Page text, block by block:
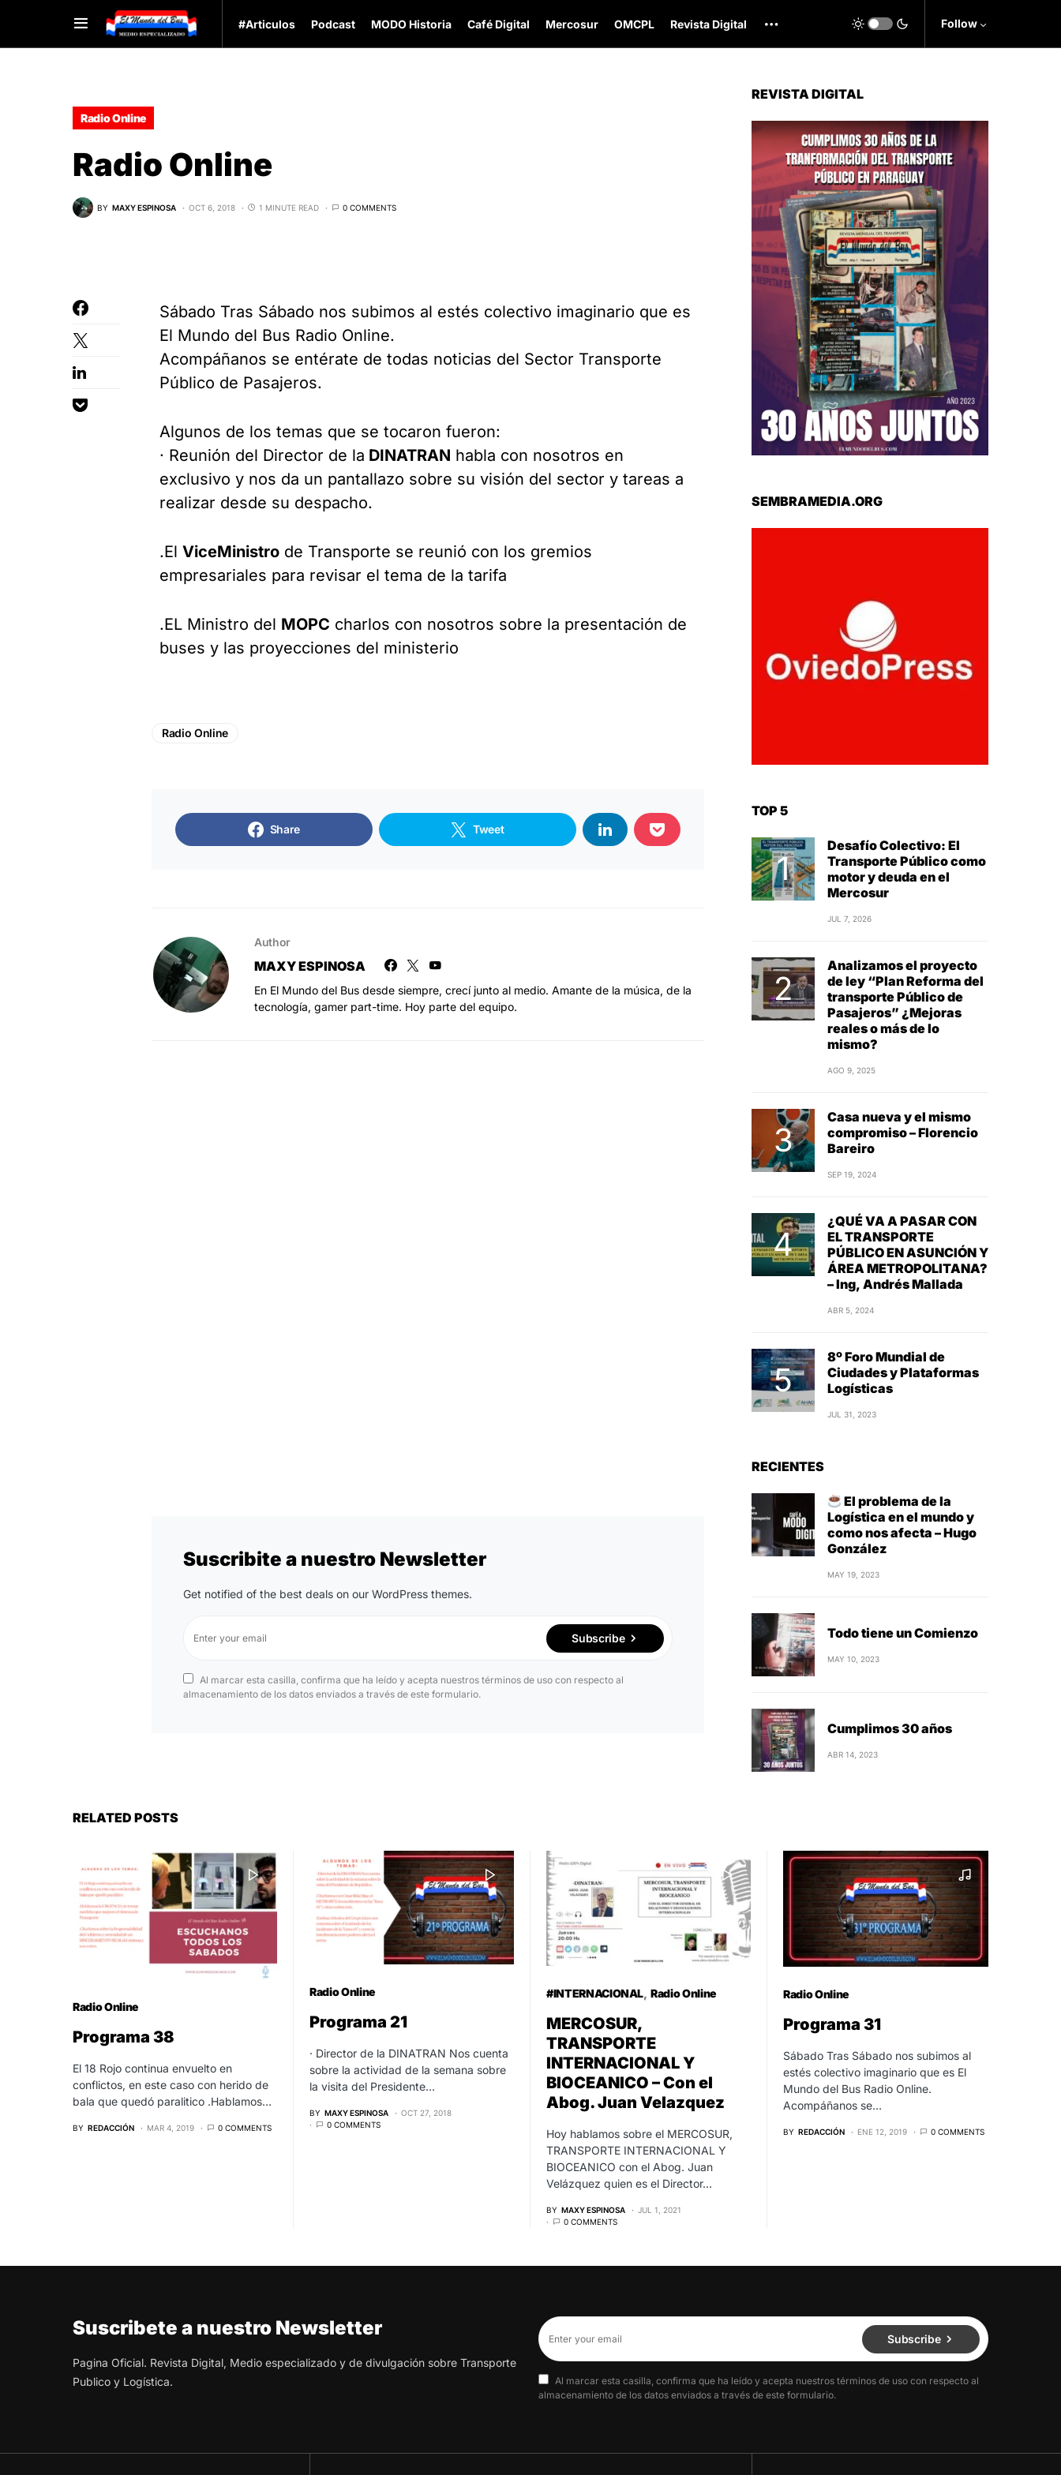
#Articulos Podcast MODO Historia Café Digital Mercosur OMCPL Revista Digital Follow
Radio Online
Radio Online
BY MAXY ESPINOSA OCT 6, 2018 1 MINUTE READ 0 COMMENTS
Sábado Tras Sábado nos subimos al estés colectivo imaginario que es
El Mundo del Bus Radio Online.
Acompáñanos se entérate de todas noticias del Sector Transporte
Público de Pasajeros.
Algunos de los temas que se tocaron fueron:
· Reunión del Director de la DINATRAN habla con nosotros en
exclusivo y nos da un pantallazo sobre su visión del sector y tareas a
realizar desde su despacho.
.El ViceMinistro de Transporte se reunió con los gremios
empresariales para revisar el tema de la tarifa
.EL Ministro del MOPC charlos con nosotros sobre la presentación de
buses y las proyecciones del ministerio
Radio Online
Share Tweet
Author
MAXY ESPINOSA
En El Mundo del Bus desde siempre, crecí junto al medio. Amante de la música, de la
tecnología, gamer part-time. Hoy parte del equipo.
Suscribite a nuestro Newsletter
Get notified of the best deals on our WordPress themes.
Subscribe
Al marcar esta casilla, confirma que ha leído y acepta nuestros términos de uso con respecto al
almacenamiento de los datos enviados a través de este formulario.
REVISTA DIGITAL
SEMBRAMEDIA.ORG
TOP 5
Desafío Colectivo: El
Transporte Público como
motor y deuda en el
Mercosur
JUL 7, 2026
Analizamos el proyecto
de ley “Plan Reforma del
transporte Público de
Pasajeros” ¿Mejoras
reales o más de lo
mismo?
AGO 9, 2025
Casa nueva y el mismo
compromiso – Florencio
Bareiro
SEP 19, 2024
¿QUÉ VA A PASAR CON
EL TRANSPORTE
PÚBLICO EN ASUNCIÓN Y
ÁREA METROPOLITANA?
– Ing, Andrés Mallada
ABR 5, 2024
8º Foro Mundial de
Ciudades y Plataformas
Logísticas
JUL 31, 2023
RECIENTES
El problema de la
Logística en el mundo y
como nos afecta – Hugo
González
MAY 19, 2023
Todo tiene un Comienzo
MAY 10, 2023
Cumplimos 30 años
ABR 14, 2023
RELATED POSTS
Radio Online
Programa 38
El 18 Rojo continua envuelto en
conflictos, en este caso con herido de
bala que quedó paralitico .Hablamos…
BY REDACCIÓN MAR 4, 2019 0 COMMENTS
Radio Online
Programa 21
· Director de la DINATRAN Nos cuenta
sobre la actividad de la semana sobre
la visita del Presidente…
BY MAXY ESPINOSA
OCT 27, 2018
0 COMMENTS
#INTERNACIONAL Radio Online
MERCOSUR,
TRANSPORTE
INTERNACIONAL Y
BIOCEANICO – Con el
Abog. Juan Velazquez
Hoy hablamos sobre el MERCOSUR,
TRANSPORTE INTERNACIONAL Y
BIOCEANICO con el Abog. Juan
Velázquez quien es el Director…
BY MAXY ESPINOSA
JUL 1, 2021
0 COMMENTS
Radio Online
Programa 31
Sábado Tras Sábado nos subimos al
estés colectivo imaginario que es El
Mundo del Bus Radio Online.
Acompáñanos se…
BY REDACCIÓN ENE 12, 2019 0 COMMENTS
Suscribete a nuestro Newsletter
Pagina Oficial. Revista Digital, Medio especializado y de divulgación sobre Transporte
Publico y Logística.
Subscribe
Al marcar esta casilla, confirma que ha leído y acepta nuestros términos de uso con respecto al
almacenamiento de los datos enviados a través de este formulario.